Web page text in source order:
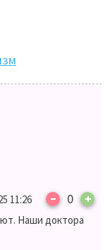
11:26 – 0 +
Наши доктора